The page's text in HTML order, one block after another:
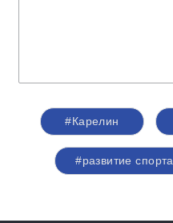
#Карелин
#развитие спорта